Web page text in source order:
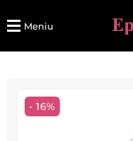
Meniu
- 16%